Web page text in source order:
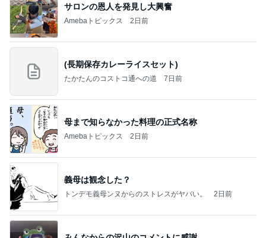
サロンの恩人を発見し大興奮
Amebaトピックス 2日前
(長期保存カレーライスセット)
たかたんのコストコ通への道 7日前
母まで知らなかった料理の正式名称
Amebaトピックス 2日前
義母は観念した？
トンデモ義母ンヌからのストレスがヤバい。 2日前